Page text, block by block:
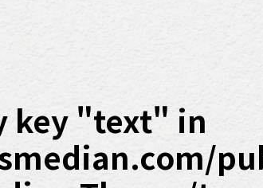
key "text" in